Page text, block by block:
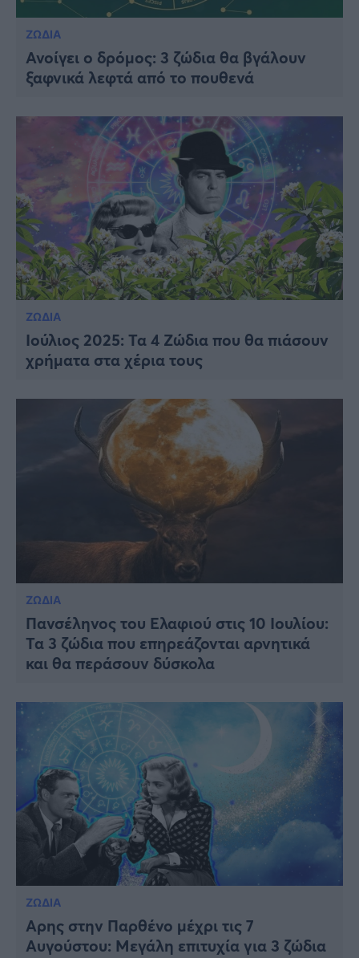
ΖΩΔΙΑ
Ανοίγει ο δρόμος: 3 ζώδια θα βγάλουν
ξαφνικά λεφτά από το πουθενά
ΖΩΔΙΑ
Ιούλιος 2025: Τα 4 Ζώδια που θα πιάσουν
χρήματα στα χέρια τους
ΖΩΔΙΑ
Πανσέληνος του Ελαφιού στις 10 Ιουλίου:
Τα 3 ζώδια που επηρεάζονται αρνητικά
και θα περάσουν δύσκολα
ΖΩΔΙΑ
Αρης στην Παρθένο μέχρι τις 7
Αυγούστου: Μεγάλη επιτυχία για 3 ζώδια